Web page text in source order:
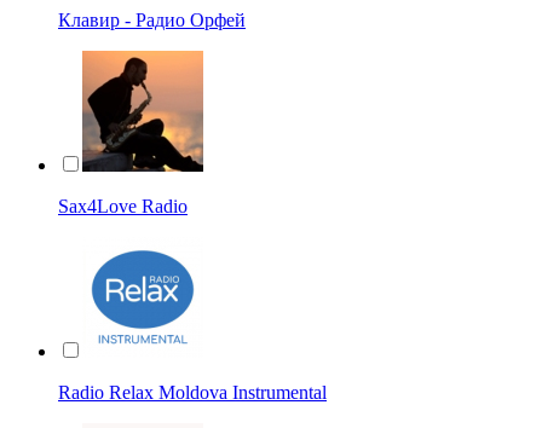
Клавир - Радио Орфей
Sax4Love Radio
Radio Relax Moldova Instrumental